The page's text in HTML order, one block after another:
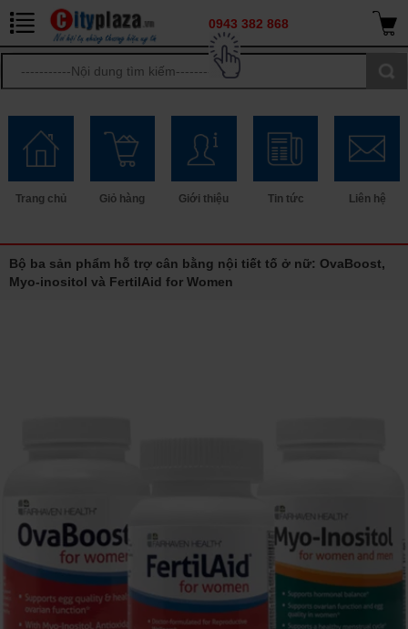
0943 382 868
Trang chủ Giỏ hàng Giới thiệu Tin tức Liên hệ
Bộ ba sản phẩm hỗ trợ cân bằng nội tiết tố ở nữ: OvaBoost,
Myo-inositol và FertilAid for Women